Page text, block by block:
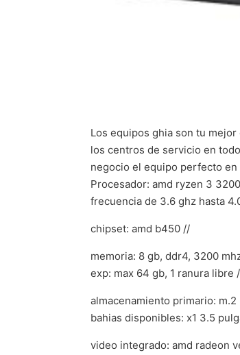
Los equipos ghia son tu
los centros de servicio en
negocio el equipo perfecto
Procesador: amd ryzen 3
frecuencia de 3.6 ghz hasta
chipset: amd b450 //
memoria: 8 gb, ddr4, 3200
exp: max 64 gb, 1 ranura libre
almacenamiento primario: m.2
bahias disponibles: x1 3.5
video integrado: amd radeon